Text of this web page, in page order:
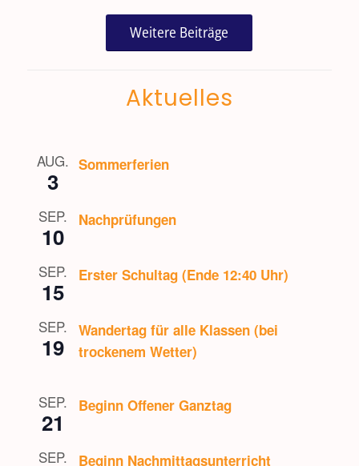
Weitere Beiträge
Aktuelles
AUG.
3
Sommerferien
SEP.
10
Nachprüfungen
SEP.
15
Erster Schultag (Ende 12:40 Uhr)
SEP.
19
Wandertag für alle Klassen (bei
trockenem Wetter)
SEP.
21
Beginn Offener Ganztag
SEP. Beginn Nachmittagsunterricht